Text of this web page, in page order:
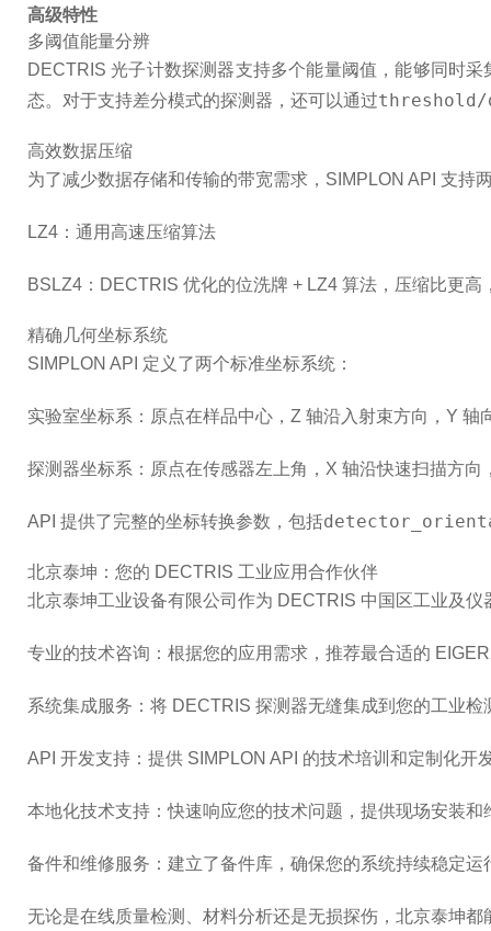
高级特性
多阈值能量分辨
DECTRIS 光子计数探测器支持多个能量阈值，能够同时
态。对于支持差分模式的探测器，还可以通过threshold/
高效数据压缩
为了减少数据存储和传输的带宽需求，SIMPLON API 支持
LZ4 ：通用高速压缩算法
BSLZ4 ：DECTRIS 优化的位洗牌 + LZ4 算法，压缩比更
精确几何坐标系统
SIMPLON API 定义了两个标准坐标系统：
实验室坐标系 ：原点在样品中心，Z 轴沿入射束方向，Y 轴
探测器坐标系 ：原点在传感器左上角，X 轴沿快速扫描方
API 提供了完整的坐标转换参数，包括
北京泰坤：您的 DECTRIS 工业应用合作伙伴
北京泰坤工业设备有限公司 作为 DECTRIS 中国区工业及仪
专业的技术咨询 ：根据您的应用需求，推荐最合适的
系统集成服务 ：将 DECTRIS 探测器无缝集成到您的工业检
API 开发支持 ：提供 SIMPLON API 的技术培训和定制化开
本地化技术支持 ：快速响应您的技术问题，提供现场安装和
备件和维修服务 ：建立了备件库，确保您的系统持续稳定运
无论是在线质量检测、材料分析还是无损探伤，北京泰坤